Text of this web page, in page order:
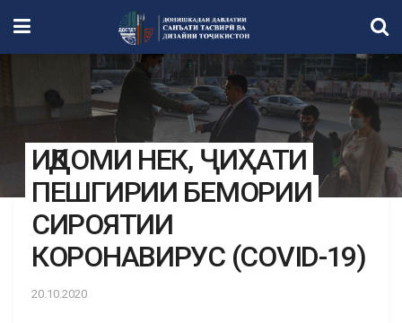
ИҚДОМИ НЕК, ҶИҲАТИ
ПЕШГИРИИ БЕМОРИИ
СИРОЯТИИ
КОРОНАВИРУС (COVID-19)
20.10.2020